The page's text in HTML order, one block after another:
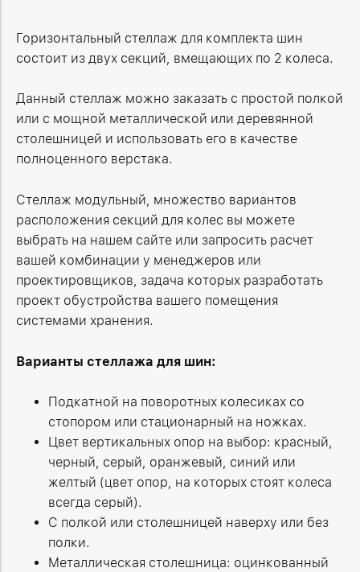
Горизонтальный стеллаж для комплекта шин
состоит из двух секций, вмещающих по 2 колеса.
Данный стеллаж можно заказать с простой полкой
или с мощной металлической или деревянной
столешницей и использовать его в качестве
полноценного верстака.
Стеллаж модульный, множество вариантов
расположения секций для колес вы можете
выбрать на нашем сайте или запросить расчет
вашей комбинации у менеджеров или
проектировщиков, задача которых разработать
проект обустройства вашего помещения
системами хранения.
Варианты стеллажа для шин:
Подкатной на поворотных колесиках со
стопором или стационарный на ножках.
Цвет вертикальных опор на выбор: красный,
черный, серый, оранжевый, синий или
желтый (цвет опор, на которых стоят колеса
всегда серый).
С полкой или столешницей наверху или без
полки.
Металлическая столешница: оцинкованный